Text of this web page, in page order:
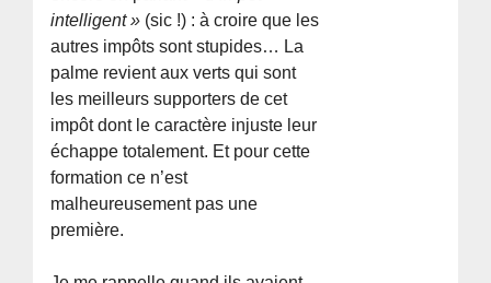
intelligent » (sic !) : à croire que les
autres impôts sont stupides… La
palme revient aux verts qui sont
les meilleurs supporters de cet
impôt dont le caractère injuste leur
échappe totalement. Et pour cette
formation ce n’est
malheureusement pas une
première.